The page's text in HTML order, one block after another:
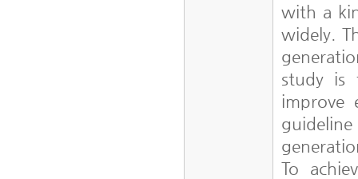
with a
widely.
study is
improve
To